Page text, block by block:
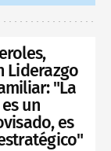
Liderazgo
"La
un
es